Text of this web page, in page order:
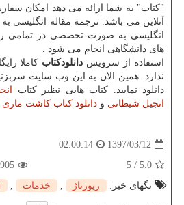
"کتاب" به شما ارائه می دهد امکان
آنلاین می باشد. ترجمه مقاله انگلیسی
انگلیسی به صورت تخصصی در تمامی
های دانشگاهی انجام می شود
استفاده از سرویس دانلودکتاب کاملا
ندارد. همین الان به این وب سایت
دانلود نمایید. کتاب هایی نظیر کتاب
انجیل شیطانی و دانلود کتاب کاشت ماری
1397/03/12
02:00:14
5.0
/
5
تگهای خبر:
رپورتاژ , خدمات ,